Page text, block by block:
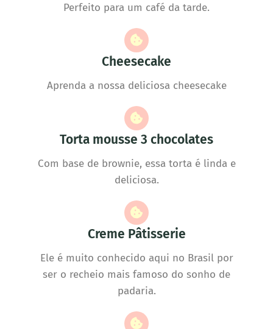
Perfeito para um café da tarde.
Cheesecake
Aprenda a nossa deliciosa cheesecake
Torta mousse 3 chocolates
Com base de brownie, essa torta é linda e
deliciosa.
Creme Pâtisserie
Ele é muito conhecido aqui no Brasil por
ser o recheio mais famoso do sonho de
padaria.